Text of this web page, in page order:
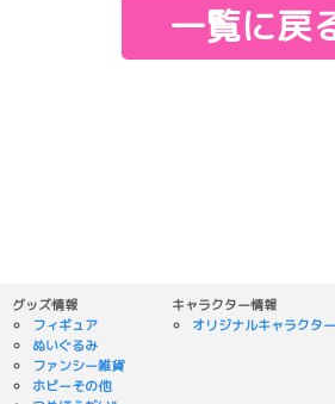
一覧に戻
グッズ情報
フィギュア
ぬいぐるみ
ファンシー雑貨
ホビーその他
キャラクター情報
オリジナルキャラクター